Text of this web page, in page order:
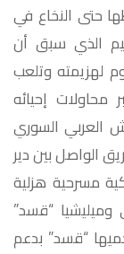
حتى النخاع في
الذي سبق أن
لهزيمته وتلعب
إحيائه
العربي السوري
الواصل بين دير
مسرحية هزلية
وميليشيا “قسد”
“قسد” بدعم